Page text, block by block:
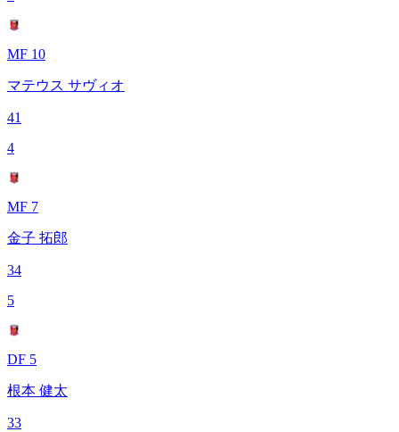
MF 10
マテウス サヴィオ
41
4
MF 7
金子 拓郎
34
5
DF 5
根本 健太
33